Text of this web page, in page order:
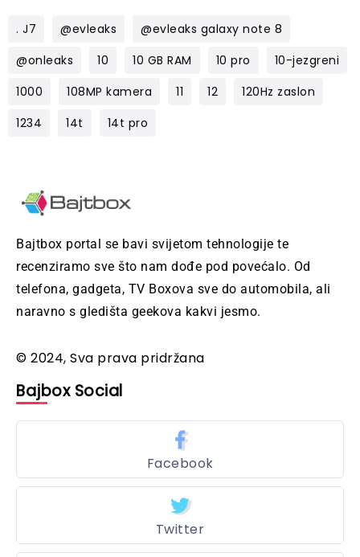
. J7 @evleaks
@evleaks galaxy note 8
@onleaks
10 10 GB RAM 10 pro
10-jezgreni
1000
108MP kamera 11 12
120Hz zaslon
1234
14t 14t pro
Bajtbox portal se bavi svijetom tehnologije te
recenziramo sve što nam dođe pod povećalo. Od
telefona, gadgeta, TV Boxova sve do automobila, ali
naravno s gledišta geekova kakvi jesmo.
© 2024, Sva prava pridržana
Bajbox Social
Facebook
Twitter